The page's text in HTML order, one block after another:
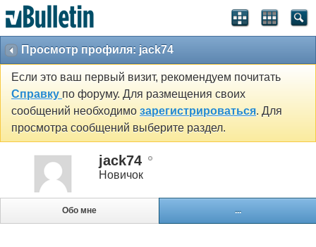
Просмотр профиля: jack74
Если это ваш первый визит, рекомендуем почитать
Справку по форуму. Для размещения своих
сообщений необходимо зарегистрироваться. Для
просмотра сообщений выберите раздел.
jack74
Новичок
Обо мне ...